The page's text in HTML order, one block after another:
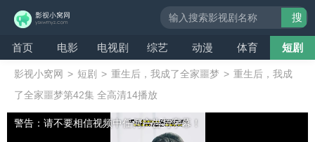
首页 电影 电视剧 综艺 动漫 体育 短剧
搜
索
影视小窝网 > 短剧 > 重生后，我成了全家噩梦 > 重生后，我成
了全家噩梦第42集 全高清14播放
警告：请不要相信视频中任何广告与字幕！